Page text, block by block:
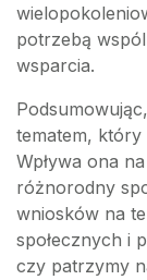
potrzebą
wsparcia.
tematem, który
Wpływa ona
różnorodny
wniosków na
społecznych i
czy patrzymy